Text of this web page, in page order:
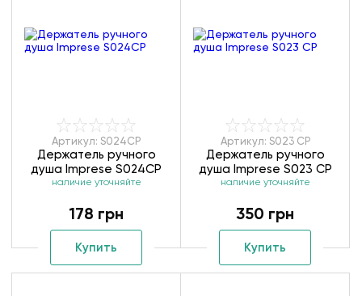
Артикул: S024CP
Держатель ручного
душа Imprese S024CP
наличие уточняйте
178 грн
Купить
Артикул: S023 CP
Держатель ручного
душа Imprese S023 CP
наличие уточняйте
350 грн
Купить